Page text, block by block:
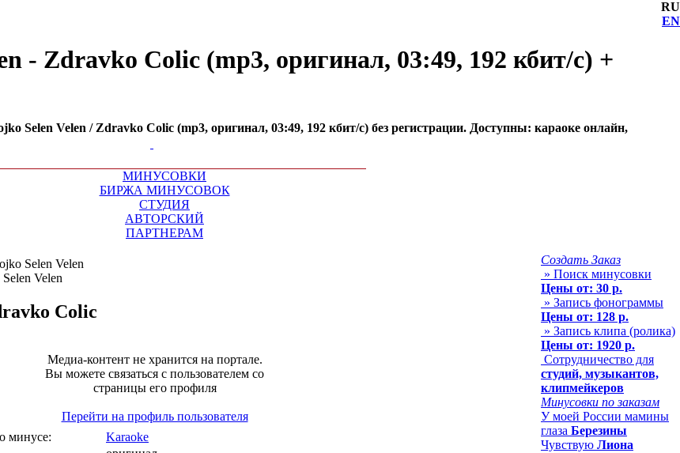
RU
EN
- Zdravko Colic (mp3, оригинал, 03:49, 192 кбит/с) +
Selen Velen / Zdravko Colic (mp3, оригинал, 03:49, 192 кбит/с) без регистрации. Доступны: караоке онлайн,
МИНУСОВКИ
БИРЖА МИНУСОВОК
СТУДИЯ
АВТОРСКИЙ
ПАРТНЕРАМ
Selen Velen
Colic
Медиа-контент не хранится на портале.
Вы можете связаться с пользователем со
страницы его профиля
Перейти на профиль пользователя
минусе:
Karaoke
Создать Заказ
» Поиск минусовки
Цены от: 30 р.
» Запись фонограммы
Цены от: 128 р.
» Запись клипа (ролика)
Цены от: 1920 р.
Сотрудничество для
студий, музыкантов,
клипмейкеров
Минусовки по заказам
У моей России мамины
глаза Березины
Чувствую Лиона